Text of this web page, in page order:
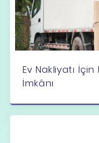
Ev Nakliyatı İçin
İmkânı